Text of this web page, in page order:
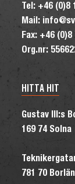
Tel: +46 (0)8
Mail:
Fax: +46 (0)8
Org.nr:
HITTA HIT
Gustav III:s
169 74 Solna
781 70